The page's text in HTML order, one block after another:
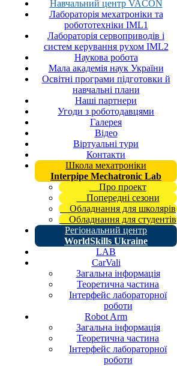
Навчальний центр VACON
Лабораторія мехатроніки та
робототехніки IML1
Лабораторія сервоприводів і
систем керування рухом IML2
Наукова робота
Мала академія наук України
Освітні програми підготовки й
навчальні плани
Наші партнери
Угоди з роботодавцями
Галерея
Відео
Віртуальні тури
Контакти
Школа мехатроніки
Interpipe Mechatronic Lab
Про проект
Попередні сезони
Обладнання для школярів
Обладнання для студентів
Регіональний центр
WorldSkills Ukraine
LAB
CarVali
Загальна інформація
Теоретична частина
Інтерфейс лабораторної
роботи
Robot Arm
Загальна інформація
Теоретична частина
Інтерфейс лабораторної
роботи